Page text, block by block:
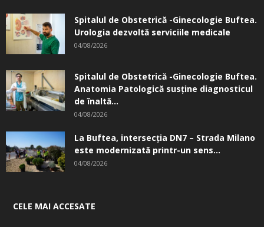
Spitalul de Obstetrică -Ginecologie Buftea.
Urologia dezvoltă serviciile medicale
04/08/2026
Spitalul de Obstetrică -Ginecologie Buftea.
Anatomia Patologică susţine diagnosticul
de înaltă...
04/08/2026
La Buftea, intersecţia DN7 – Strada Milano
este modernizată printr-un sens...
04/08/2026
CELE MAI ACCESATE